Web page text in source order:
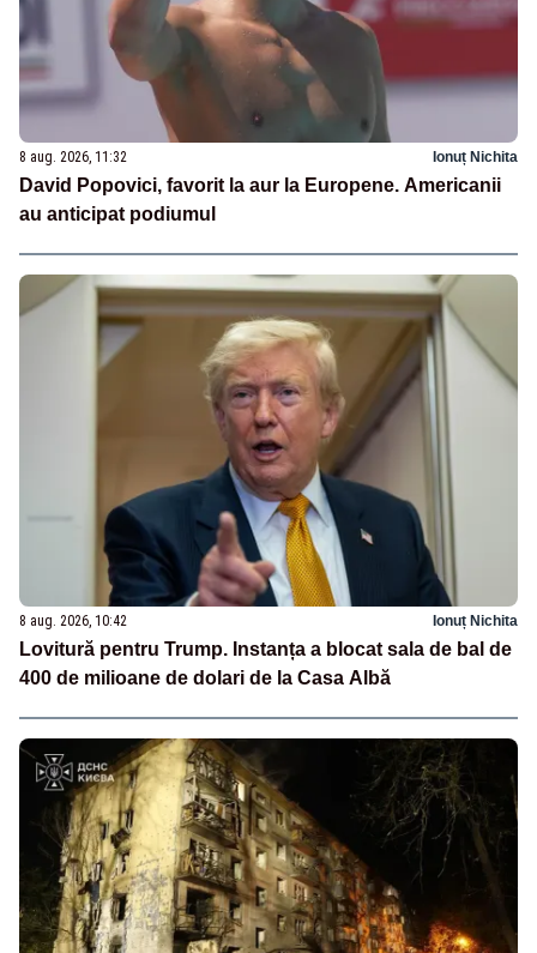
8 aug. 2026, 11:32 Ionuț Nichita
David Popovici, favorit la aur la Europene. Americanii
au anticipat podiumul
8 aug. 2026, 10:42 Ionuț Nichita
Lovitură pentru Trump. Instanța a blocat sala de bal de
400 de milioane de dolari de la Casa Albă